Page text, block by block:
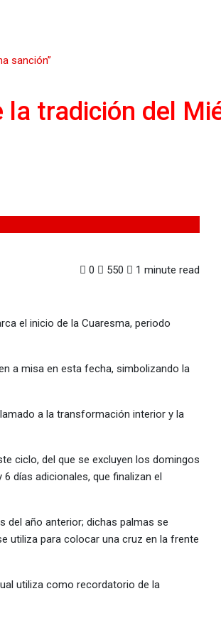
sanción”
tradición del
0 550
1 minute read
el inicio de la Cuaresma, periodo
a misa en esta fecha, simbolizando la
a la transformación interior y la
ciclo, del que se excluyen los domingos
días adicionales, que finalizan el
del año anterior; dichas palmas se
utiliza para colocar una cruz en la frente
utiliza como recordatorio de la